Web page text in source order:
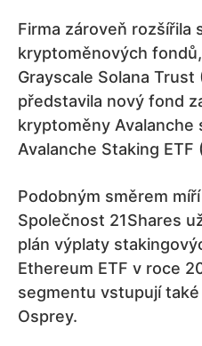
Firma zároveň rozšířila
kryptoměnových
Grayscale Solana Trust
představila nový fond
kryptoměny Avalanche
Avalanche Staking ETF
Podobným směrem
Společnost 21Shares
plán výplaty
Ethereum ETF v roce
segmentu vstupují
Osprey.